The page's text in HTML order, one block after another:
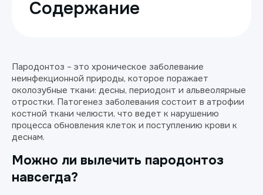
Содержание
Пародонтоз – это хроническое заболевание
неинфекционной природы, которое поражает
околозубные ткани: десны, периодонт и альвеолярные
отростки. Патогенез заболевания состоит в атрофии
костной ткани челюсти, что ведет к нарушению
процесса обновления клеток и поступлению крови к
деснам.
Можно ли вылечить пародонтоз
навсегда?